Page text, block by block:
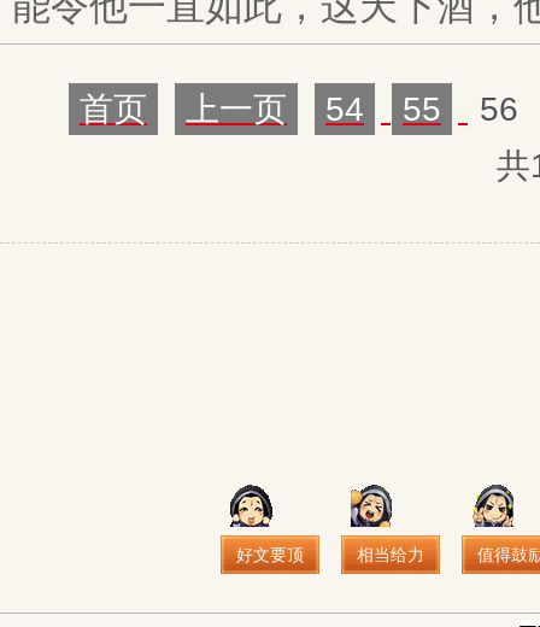
首页 上一页 54 55
56
共
好文要顶 相当给力 值得鼓